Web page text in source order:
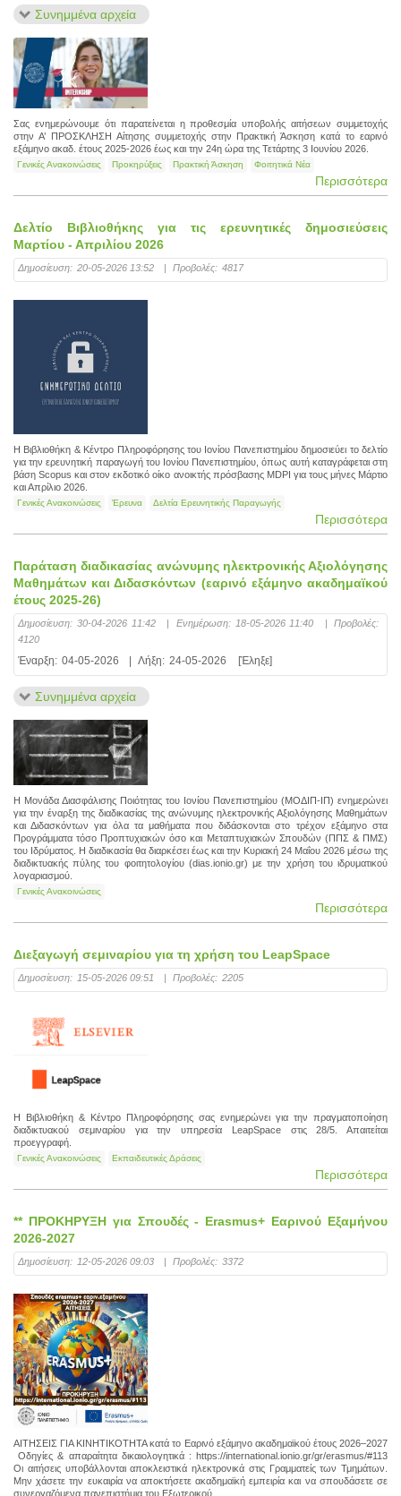
Συνημμένα αρχεία
Σας ενημερώνουμε ότι παρατείνεται η προθεσμία υποβολής αιτήσεων συμμετοχής
στην Α’ ΠΡΟΣΚΛΗΣΗ Αίτησης συμμετοχής στην Πρακτική Άσκηση κατά το εαρινό
εξάμηνο ακαδ. έτους 2025-2026 έως και την 24η ώρα της Τετάρτης 3 Ιουνίου 2026.
Γενικές Ανακοινώσεις Προκηρύξεις Πρακτική Άσκηση Φοιτητικά Νέα
Περισσότερα
Δελτίο Βιβλιοθήκης για τις ερευνητικές δημοσιεύσεις
Μαρτίου - Απριλίου 2026
Δημοσίευση: 20-05-2026 13:52 | Προβολές: 4817
Η Βιβλιοθήκη & Κέντρο Πληροφόρησης του Ιονίου Πανεπιστημίου δημοσιεύει το δελτίο
για την ερευνητική παραγωγή του Ιονίου Πανεπιστημίου, όπως αυτή καταγράφεται στη
βάση Scopus και στον εκδοτικό οίκο ανοικτής πρόσβασης MDPI για τους μήνες Μάρτιο
και Απρίλιο 2026.
Γενικές Ανακοινώσεις Έρευνα Δελτία Ερευνητικής Παραγωγής
Περισσότερα
Παράταση διαδικασίας ανώνυμης ηλεκτρονικής Αξιολόγησης
Μαθημάτων και Διδασκόντων (εαρινό εξάμηνο ακαδημαϊκού
έτους 2025-26)
Δημοσίευση: 30-04-2026 11:42 | Ενημέρωση: 18-05-2026 11:40 |
Προβολές:
4120
Έναρξη: 04-05-2026 | Λήξη: 24-05-2026 [Έληξε]
Συνημμένα αρχεία
Η Μονάδα Διασφάλισης Ποιότητας του Ιονίου Πανεπιστημίου (ΜΟΔΙΠ-ΙΠ) ενημερώνει
για την έναρξη της διαδικασίας της ανώνυμης ηλεκτρονικής Αξιολόγησης Μαθημάτων
και Διδασκόντων για όλα τα μαθήματα που διδάσκονται στο τρέχον εξάμηνο στα
Προγράμματα τόσο Προπτυχιακών όσο και Μεταπτυχιακών Σπουδών (ΠΠΣ & ΠΜΣ)
του Ιδρύματος. Η διαδικασία θα διαρκέσει έως και την Κυριακή 24 Μαΐου 2026 μέσω της
διαδικτυακής πύλης του φοιτητολογίου (dias.ionio.gr) με την χρήση του ιδρυματικού
λογαριασμού.
Γενικές Ανακοινώσεις
Περισσότερα
Διεξαγωγή σεμιναρίου για τη χρήση του LeapSpace
Δημοσίευση: 15-05-2026 09:51 | Προβολές: 2205
Η Βιβλιοθήκη & Κέντρο Πληροφόρησης σας ενημερώνει για την πραγματοποίηση
διαδικτυακού σεμιναρίου για την υπηρεσία LeapSpace στις 28/5. Απαιτείται
προεγγραφή.
Γενικές Ανακοινώσεις Εκπαιδευτικές Δράσεις
Περισσότερα
** ΠΡΟΚΗΡΥΞΗ για Σπουδές - Erasmus+ Εαρινού Εξαμήνου
2026-2027
Δημοσίευση: 12-05-2026 09:03 | Προβολές: 3372
ΑΙΤΗΣΕΙΣ ΓΙΑ ΚΙΝΗΤΙΚΟΤΗΤΑ κατά το Εαρινό εξάμηνο ακαδημαϊκού έτους 2026–2027
Οδηγίες & απαραίτητα δικαιολογητικά : https://international.ionio.gr/gr/erasmus/#113
Οι αιτήσεις υποβάλλονται αποκλειστικά ηλεκτρονικά στις Γραμματείς των Τμημάτων.
Μην χάσετε την ευκαιρία να αποκτήσετε ακαδημαϊκή εμπειρία και να σπουδάσετε σε
συνεργαζόμενα πανεπιστήμια του Εξωτερικού.